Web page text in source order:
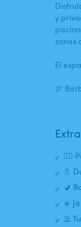
y
zonas
El
🍖
🏊‍♂️
🚿
🚽
☀️
⛱️